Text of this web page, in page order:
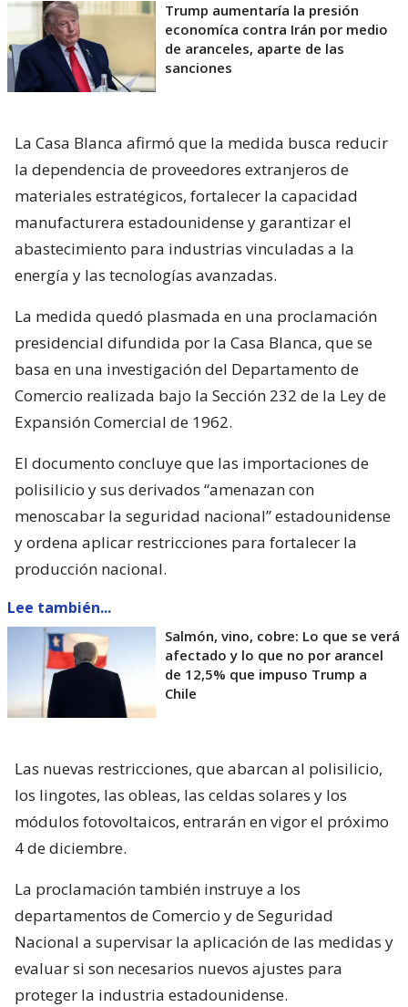
Trump aumentaría la presión
economíca contra Irán por medio
de aranceles, aparte de las
sanciones
La Casa Blanca afirmó que la medida busca reducir
la dependencia de proveedores extranjeros de
materiales estratégicos, fortalecer la capacidad
manufacturera estadounidense y garantizar el
abastecimiento para industrias vinculadas a la
energía y las tecnologías avanzadas.
La medida quedó plasmada en una proclamación
presidencial difundida por la Casa Blanca, que se
basa en una investigación del Departamento de
Comercio realizada bajo la Sección 232 de la Ley de
Expansión Comercial de 1962.
El documento concluye que las importaciones de
polisilicio y sus derivados “amenazan con
menoscabar la seguridad nacional” estadounidense
y ordena aplicar restricciones para fortalecer la
producción nacional.
Lee también...
Salmón, vino, cobre: Lo que se verá
afectado y lo que no por arancel
de 12,5% que impuso Trump a
Chile
Las nuevas restricciones, que abarcan al polisilicio,
los lingotes, las obleas, las celdas solares y los
módulos fotovoltaicos, entrarán en vigor el próximo
4 de diciembre.
La proclamación también instruye a los
departamentos de Comercio y de Seguridad
Nacional a supervisar la aplicación de las medidas y
evaluar si son necesarios nuevos ajustes para
proteger la industria estadounidense.